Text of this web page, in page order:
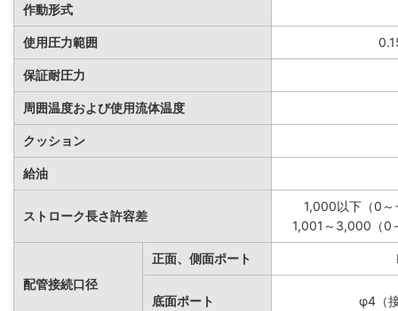
作動形式
使用圧力範囲
保証耐圧力
周囲温度および使用流体温度
クッション
給油
ストローク長さ許容差
1,000以下（0～
1,001～3,000（0
配管接続口径
正面、側面ポート
底面ポート φ4（